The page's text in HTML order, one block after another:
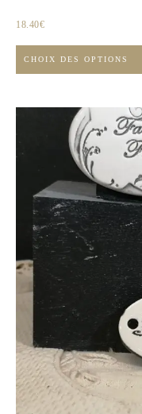
18.40€
CHOIX DES OPTIONS